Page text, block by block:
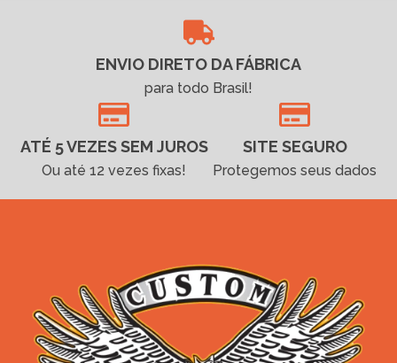
ENVIO DIRETO DA FÁBRICA
para todo Brasil!
ATÉ 5 VEZES SEM JUROS
Ou até 12 vezes fixas!
SITE SEGURO
Protegemos seus dados